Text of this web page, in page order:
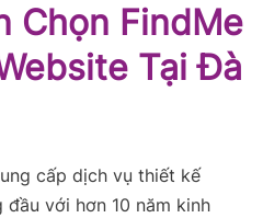
Chọn FindMe
Tại Đà
cấp dịch vụ thiết kế
với hơn 10 năm kinh